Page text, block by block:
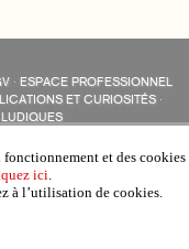
· ESPACE PROFESSIONNEL
ET CURIOSITÉS ·
LITTÉRAIREL’EAU-FORTE
»
fonctionnement et des cookies
ici.
à l’utilisation de cookies.